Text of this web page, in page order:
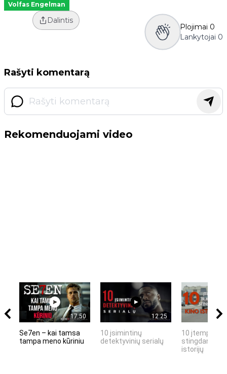
Volfas Engelman
Dalintis
Plojimai 0
Lankytojai 0
Rašyti komentarą
Rekomenduojami video
17:50
Se7en – kai tamsa
tampa meno kūriniu
12:25
10 įsimintinų
detektyvinių serialų
10 įtemptų,
stingdančių
istorijų